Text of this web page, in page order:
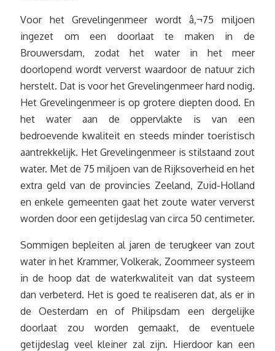
Voor het Grevelingenmeer wordt â‚¬75 miljoen
ingezet om een doorlaat te maken in de
Brouwersdam, zodat het water in het meer
doorlopend wordt ververst waardoor de natuur zich
herstelt. Dat is voor het Grevelingenmeer hard nodig.
Het Grevelingenmeer is op grotere diepten dood. En
het water aan de oppervlakte is van een
bedroevende kwaliteit en steeds minder toeristisch
aantrekkelijk. Het Grevelingenmeer is stilstaand zout
water. Met de 75 miljoen van de Rijksoverheid en het
extra geld van de provincies Zeeland, Zuid-Holland
en enkele gemeenten gaat het zoute water ververst
worden door een getijdeslag van circa 50 centimeter.
Sommigen bepleiten al jaren de terugkeer van zout
water in het Krammer, Volkerak, Zoommeer systeem
in de hoop dat de waterkwaliteit van dat systeem
dan verbeterd. Het is goed te realiseren dat, als er in
de Oesterdam en of Philipsdam een dergelijke
doorlaat zou worden gemaakt, de eventuele
getijdeslag veel kleiner zal zijn. Hierdoor kan een